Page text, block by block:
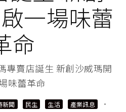
一場味蕾
命
專賣店誕生 新創沙威瑪開
味蕾革命
新聞 民生 生活 產業訊息
·